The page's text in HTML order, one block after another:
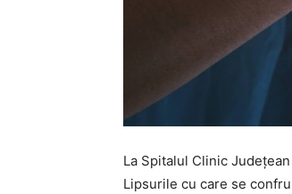
La Spitalul Clinic
Lipsurile cu care se